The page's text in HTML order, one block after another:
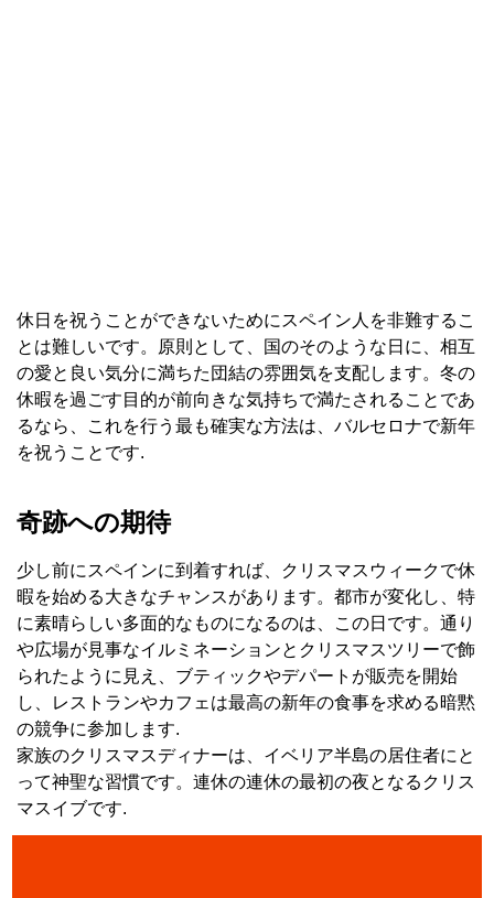
休日を祝うことができないためにスペイン人を非難するこ
とは難しいです。原則として、国のそのような日に、相互
の愛と良い気分に満ちた団結の雰囲気を支配します。冬の
休暇を過ごす目的が前向きな気持ちで満たされることであ
るなら、これを行う最も確実な方法は、バルセロナで新年
を祝うことです.
奇跡への期待
少し前にスペインに到着すれば、クリスマスウィークで休
暇を始める大きなチャンスがあります。都市が変化し、特
に素晴らしい多面的なものになるのは、この日です。通り
や広場が見事なイルミネーションとクリスマスツリーで飾
られたように見え、ブティックやデパートが販売を開始
し、レストランやカフェは最高の新年の食事を求める暗黙
の競争に参加します.
家族のクリスマスディナーは、イベリア半島の居住者にと
って神聖な習慣です。連休の連休の最初の夜となるクリス
マスイブです.